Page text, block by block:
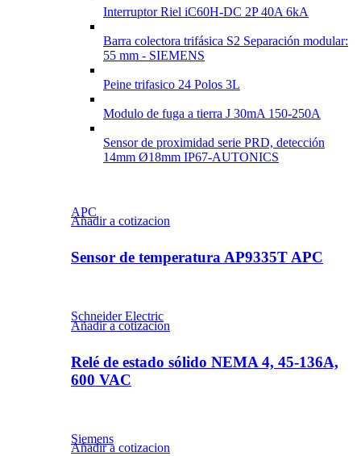
Interruptor Riel iC60H-DC 2P 40A 6kA
Barra colectora trifásica S2 Separación modular:
55 mm - SIEMENS
Peine trifasico 24 Polos 3L
Modulo de fuga a tierra J 30mA 150-250A
Sensor de proximidad serie PRD, detección
14mm Ø18mm IP67-AUTONICS
APC
Añadir a cotizacion
Sensor de temperatura AP9335T APC
Schneider Electric
Añadir a cotizacion
Relé de estado sólido NEMA 4, 45-136A,
600 VAC
Siemens
Añadir a cotizacion